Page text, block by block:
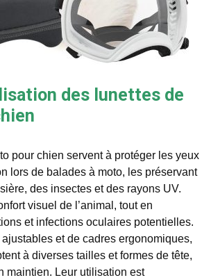
des lunettes de
pour chien servent à protéger les yeux
lors de balades à moto, les préservant
des insectes et des rayons UV.
visuel de l’animal, tout en
et infections oculaires potentielles.
et de cadres ergonomiques,
à diverses tailles et formes de tête,
maintien. Leur utilisation est